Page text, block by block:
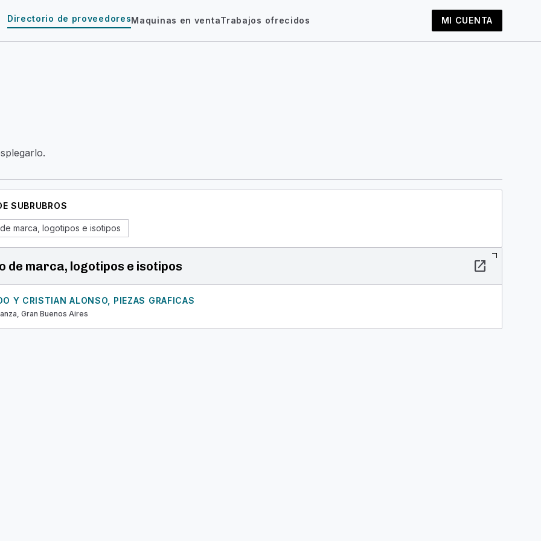
Directorio de proveedoresMaquinas en ventaTrabajos ofrecidos MI CUENTA
SUBRUBROS
marca, logotipos e isotipos
de marca, logotipos e isotipos open_in_new
Y CRISTIAN ALONSO, PIEZAS GRAFICAS
Gran Buenos Aires